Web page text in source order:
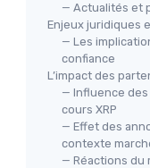
— Actualités et
Enjeux juridiques
— Les
confiance
L’impact des
— Influence
cours XRP
— Effet des
contexte
— Réactions du